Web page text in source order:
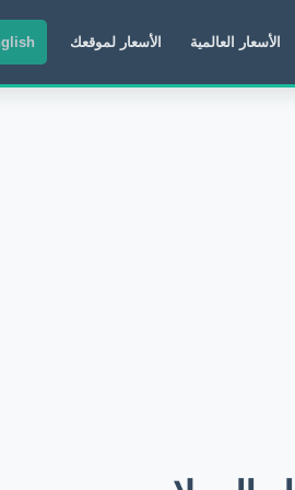
الأسعار العالمية الأسعار لموقعك